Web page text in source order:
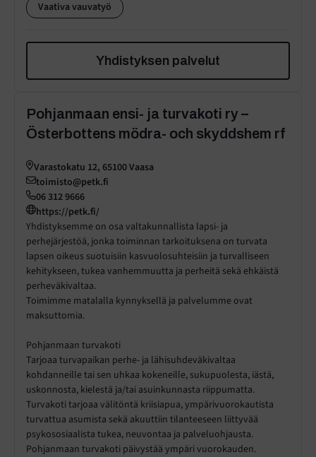
Vaativa vauvatyö
Yhdistyksen palvelut
Pohjanmaan ensi- ja turvakoti ry –
Österbottens mödra- och skyddshem rf
Varastokatu 12, 65100 Vaasa
toimisto@petk.fi
06 312 9666
https://petk.fi/
Yhdistyksemme on osa valtakunnallista lapsi- ja
perhejärjestöä, jonka toiminnan tarkoituksena on turvata
lapsen oikeus suotuisiin kasvuolosuhteisiin ja turvalliseen
kehitykseen, tukea vanhemmuutta ja perheitä sekä ehkäistä
perheväkivaltaa.
Toimimme matalalla kynnyksellä ja palvelumme ovat
maksuttomia.
Pohjanmaan turvakoti
Tarjoaa turvapaikan perhe- ja lähisuhdeväkivaltaa
kohdanneille tai sen uhkaa kokeneille, sukupuolesta, iästä,
uskonnosta, kielestä ja/tai asuinkunnasta riippumatta.
Turvakoti tarjoaa välitöntä kriisiapua, ympärivuorokautista
turvattua asumista sekä akuuttiin tilanteeseen liittyvää
psykososiaalista tukea, neuvontaa ja palveluohjausta.
Pohjanmaan turvakoti päivystää ympäri vuorokauden.